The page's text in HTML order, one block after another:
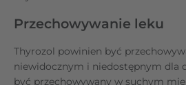
Przechowywanie leku
Thyrozol powinien być
niewidocznym i niedostępnym dla
być przechowywany w suchym